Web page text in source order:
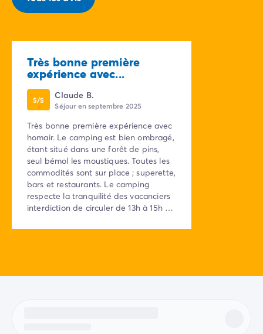
Très bonne première
expérience avec...
5/5 Claude B.
Séjour en septembre 2025
Très bonne première expérience avec
homair. Le camping est bien ombragé,
étant situé dans une forêt de pins,
seul bémol les moustiques. Toutes les
commodités sont sur place ; superette,
bars et restaurants. Le camping
respecte la tranquilité des vacanciers
interdiction de circuler de 13h à 15h et